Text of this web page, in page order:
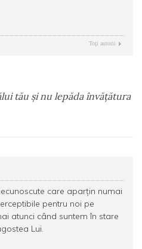
Toţi autorii
tău şi nu lepăda învăţătura
care aparţin numai
pentru noi pe
atunci când suntem în stare
Lui.